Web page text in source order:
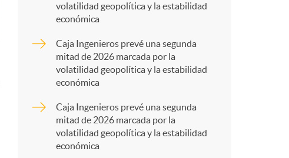
volatilidad geopolítica y la estabilidad
económica
Caja Ingenieros prevé una segunda
mitad de 2026 marcada por la
volatilidad geopolítica y la estabilidad
económica
Caja Ingenieros prevé una segunda
mitad de 2026 marcada por la
volatilidad geopolítica y la estabilidad
económica